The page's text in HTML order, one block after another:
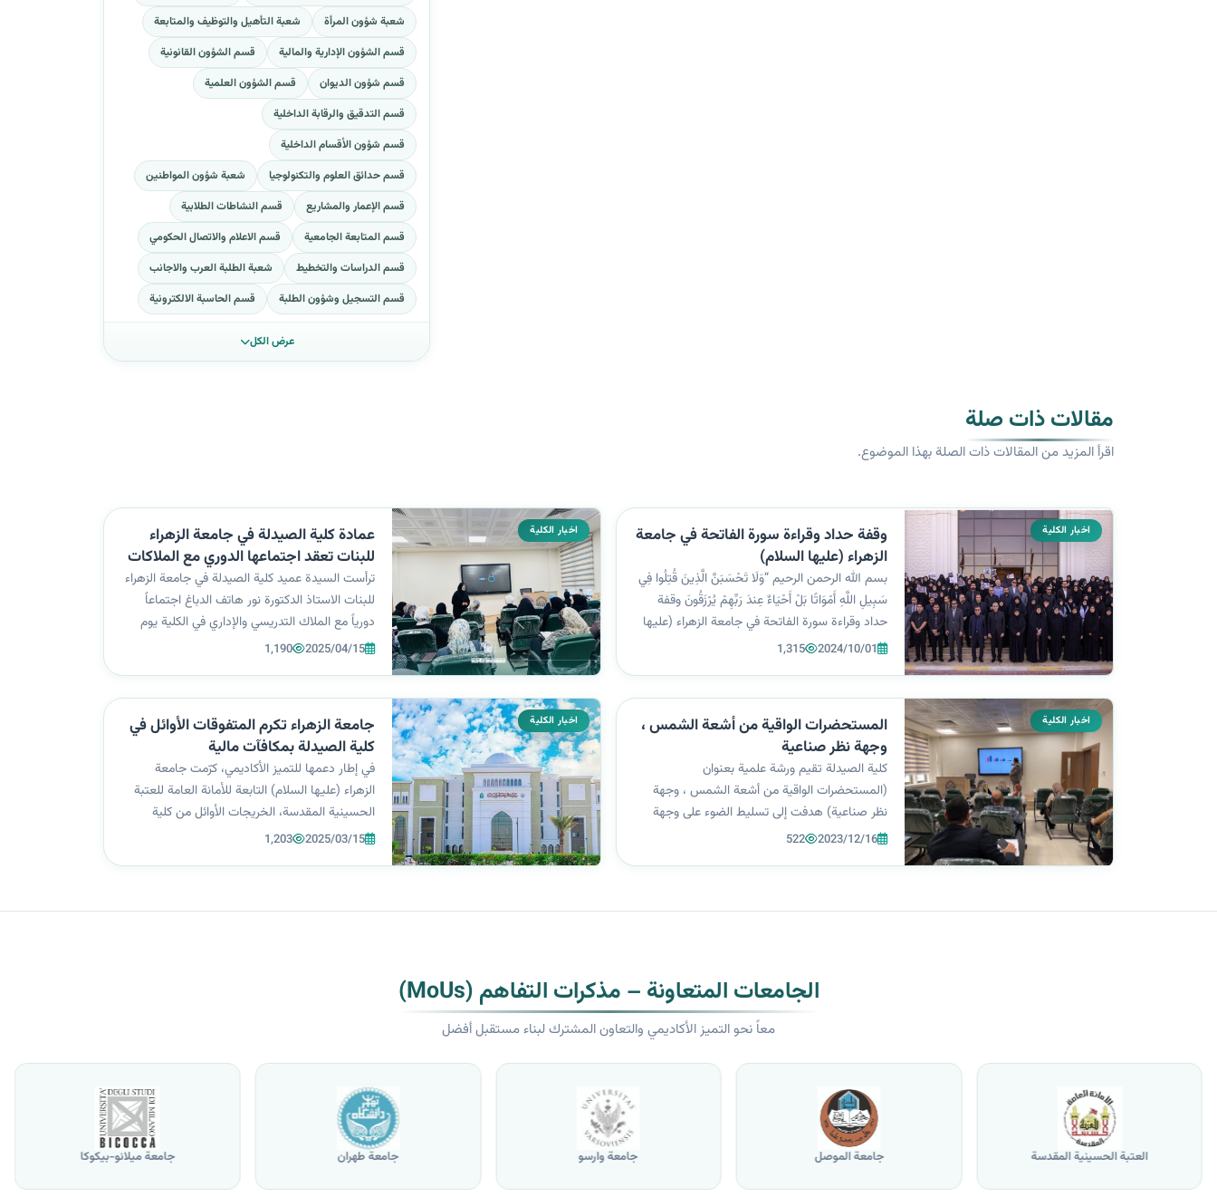
شعبة شؤون المرأة
شعبة التأهيل والتوظيف والمتابعة
قسم الشؤون الإدارية والمالية
قسم الشؤون القانونية
قسم شؤون الديوان
قسم الشؤون العلمية
قسم التدقيق والرقابة الداخلية
قسم شؤون الأقسام الداخلية
قسم حدائق العلوم والتكنولوجيا
شعبة شؤون المواطنين
قسم الإعمار والمشاريع
قسم النشاطات الطلابية
قسم المتابعة الجامعية
قسم الاعلام والاتصال الحكومي
قسم الدراسات والتخطيط
شعبة الطلبة العرب والاجانب
قسم التسجيل وشؤون الطلبة
قسم الحاسبة الالكترونية
عرض الكل
مقالات ذات صلة
اقرأ المزيد من المقالات ذات الصلة بهذا الموضوع.
اخبار الكلية
وقفة حداد وقراءة سورة الفاتحة في جامعة
الزهراء (عليها السلام)
بسم الله الرحمن الرحيم “وَلَا تَحْسَبَنَّ الَّذِينَ قُتِلُوا فِي
سَبِيلِ اللَّهِ أَمْوَاتًا بَلْ أَحْيَاءٌ عِندَ رَبِّهِمْ يُرْزَقُونَ وقفة
حداد وقراءة سورة الفاتحة في جامعة الزهراء (عليها
السلام) بحضور رئاسة الجامعة الموقرة و كادر كلية
2024/10/01
1,315
اخبار الكلية
عمادة كلية الصيدلة في جامعة الزهراء
للبنات تعقد اجتماعها الدوري مع الملاكات
التدريسية والإدارية
ترأست السيدة عميد كلية الصيدلة في جامعة الزهراء
للبنات الاستاذ الدكتورة نور هاتف الدباغ اجتماعاً
دورياً مع الملاك التدريسي والإداري في الكلية يوم
2025/04/15
1,190
اخبار الكلية
المستحضرات الواقية من أشعة الشمس ،
وجهة نظر صناعية
كلية الصيدلة تقيم ورشة علمية بعنوان
(المستحضرات الواقية من أشعة الشمس ، وجهة
نظر صناعية) هدفت إلى تسليط الضوء على وجهة
النظر الصناعية على أنواع وطرق التصنيع الصيدلاني
2023/12/16
522
اخبار الكلية
جامعة الزهراء تكرم المتفوقات الأوائل في
كلية الصيدلة بمكافآت مالية
في إطار دعمها للتميز الأكاديمي، كرّمت جامعة
الزهراء (عليها السلام) التابعة للأمانة العامة للعتبة
الحسينية المقدسة، الخريجات الأوائل من كلية
2025/03/15
1,203
الجامعات المتعاونة – مذكرات التفاهم (MoUs)
معاً نحو التميز الأكاديمي والتعاون المشترك لبناء مستقبل أفضل
العتبة الحسينية المقدسة جامعة الموصل جامعة وارسو جامعة طهران جامعة ميلانو-بيكوكا